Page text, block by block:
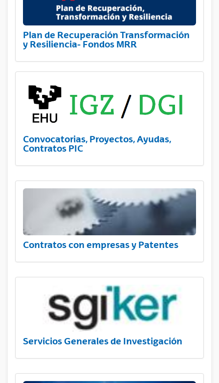
Plan de Recuperación Transformación
y Resiliencia- Fondos MRR
Convocatorias, Proyectos, Ayudas,
Contratos PIC
Contratos con empresas y Patentes
Servicios Generales de Investigación